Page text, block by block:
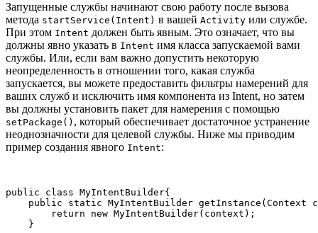
Запущенные службы начинают свою работу после вызова
метода startService(Intent) в вашей Activity или службе.
При этом Intent должен быть явным. Это означает, что вы
должны явно указать в Intent имя класса запускаемой вами
службы. Или, если вам важно допустить некоторую
неопределенность в отношении того, какая служба
запускается, вы можете предоставить фильтры намерений для
ваших служб и исключить имя компонента из Intent, но затем
вы должны установить пакет для намерения с помощью
setPackage() , который обеспечивает достаточное устранение
неоднозначности для целевой службы. Ниже мы приводим
пример создания явного Intent:
public class MyIntentBuilder{
public static MyIntentBuilder getInstance(Context
        return new MyIntentBuilder(context);
    }